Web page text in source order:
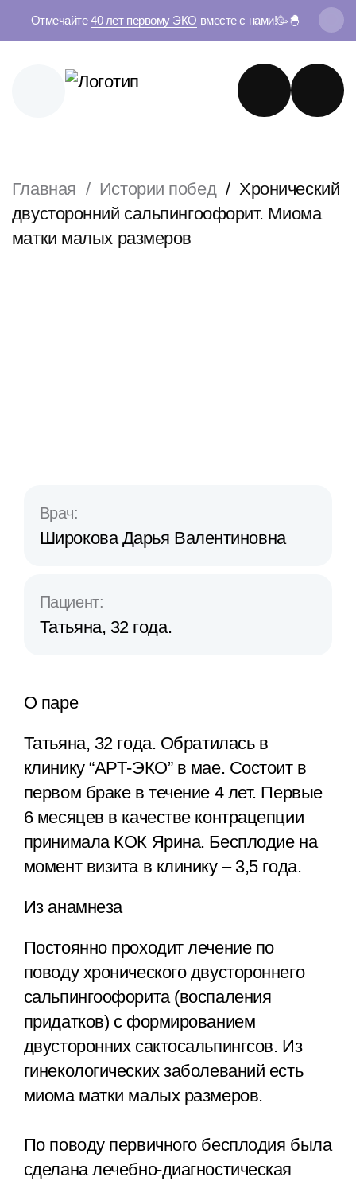
Отмечайте40 лет первому ЭКО вместе с нами!🥳🐣
Главная Истории побед
Хронический
двусторонний сальпингоофорит. Миома
матки малых размеров
Врач:
Широкова Дарья Валентиновна
Пациент:
Татьяна, 32 года.
О паре
Татьяна, 32 года. Обратилась в
клинику “АРТ-ЭКО” в мае. Состоит в
первом браке в течение 4 лет. Первые
6 месяцев в качестве контрацепции
принимала КОК Ярина. Бесплодие на
момент визита в клинику – 3,5 года.
Из анамнеза
Постоянно проходит лечение по
поводу хронического двустороннего
сальпингоофорита (воспаления
придатков) с формированием
двусторонних сактосальпингсов. Из
гинекологических заболеваний есть
миома матки малых размеров.
По поводу первичного бесплодия была
сделана лечебно-диагностическая